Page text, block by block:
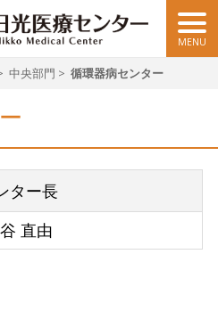
中央部門 循環器病センター
ター長
直由